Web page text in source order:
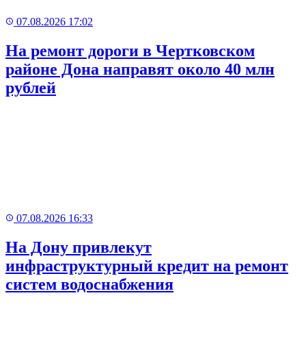
07.08.2026 17:02
На ремонт дороги в Чертковском
районе Дона направят около 40 млн
рублей
07.08.2026 16:33
На Дону привлекут
инфраструктурный кредит на ремонт
систем водоснабжения